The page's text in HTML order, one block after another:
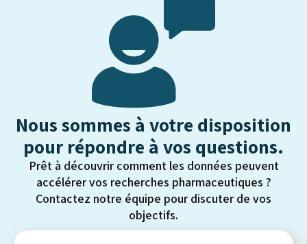
Nous sommes à votre disposition
pour répondre à vos questions.
Prêt à découvrir comment les données peuvent
accélérer vos recherches pharmaceutiques ?
Contactez notre équipe pour discuter de vos
objectifs.